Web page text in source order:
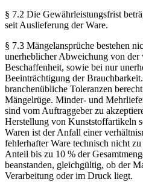
§ 7.2 Die Gewährleistungsfrist
seit Auslieferung der Ware.
§ 7.3 Mängelansprüche bestehen
unerheblicher Abweichung von der
Beschaffenheit, sowie bei nur
Beeinträchtigung der
branchenübliche Toleranzen
Mängelrüge. Minder- und
sind vom Auftraggeber zu
Herstellung von Kunststoffartikeln
Waren ist der Anfall einer
fehlerhafter Ware technisch nicht
Anteil bis zu 10 % der
beanstanden, gleichgültig, ob der
Verarbeitung oder im Druck liegt.